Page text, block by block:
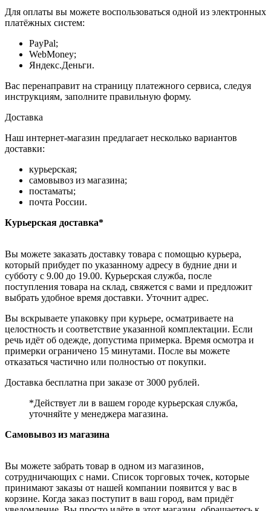
Для оплаты вы можете воспользоваться одной из электронных
платёжных систем:
PayPal;
WebMoney;
Яндекс.Деньги.
Вас перенаправит на страницу платежного сервиса, следуя
инструкциям, заполните правильную форму.
Доставка
Наш интернет-магазин предлагает несколько вариантов
доставки:
курьерская;
самовывоз из магазина;
постаматы;
почта России.
Курьерская доставка*
Вы можете заказать доставку товара с помощью курьера,
который прибудет по указанному адресу в будние дни и
субботу с 9.00 до 19.00. Курьерская служба, после
поступления товара на склад, свяжется с вами и предложит
выбрать удобное время доставки. Уточнит адрес.
Вы вскрываете упаковку при курьере, осматриваете на
целостность и соответствие указанной комплектации. Если
речь идёт об одежде, допустима примерка. Время осмотра и
примерки ограничено 15 минутами. После вы можете
отказаться частично или полностью от покупки.
Доставка бесплатна при заказе от 3000 рублей.
*Действует ли в вашем городе курьерская служба,
уточняйте у менеджера магазина.
Самовывоз из магазина
Вы можете забрать товар в одном из магазинов,
сотрудничающих с нами. Список торговых точек, которые
принимают заказы от нашей компании появится у вас в
корзине. Когда заказ поступит в ваш город, вам придёт